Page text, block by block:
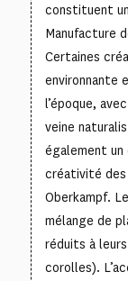
constituent
Manufacture
Certaines
environnante
l’époque,
veine
également
créativité des
Oberkampf.
mélange de
réduits à
corolles).